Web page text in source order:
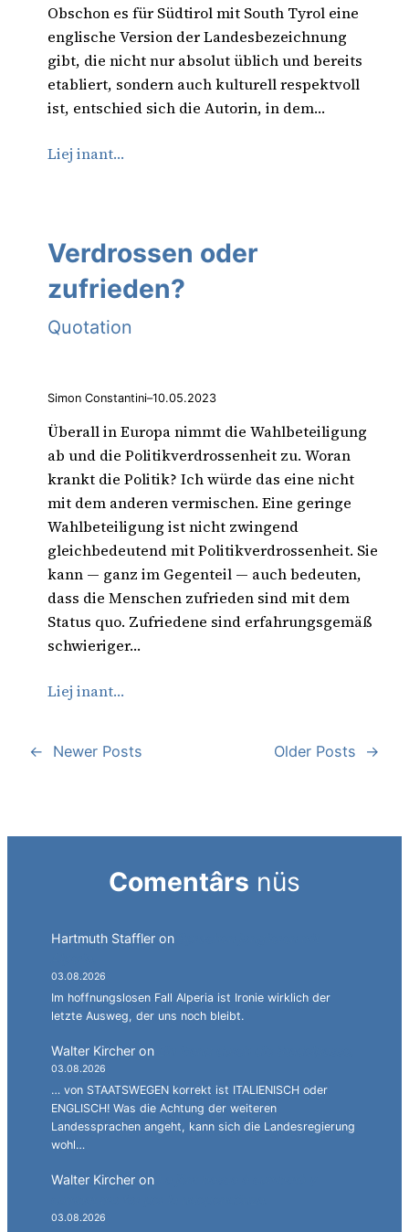
Obschon es für Südtirol mit South Tyrol eine
englische Version der Landesbezeichnung
gibt, die nicht nur absolut üblich und bereits
etabliert, sondern auch kulturell respektvoll
ist, entschied sich die Autorin, in dem…
Liej inant…
Verdrossen oder
zufrieden?
Quotation
Simon Constantini–10.05.2023
Überall in Europa nimmt die Wahlbeteiligung
ab und die Politikverdrossenheit zu. Woran
krankt die Politik? Ich würde das eine nicht
mit dem anderen vermischen. Eine geringe
Wahlbeteiligung ist nicht zwingend
gleichbedeutend mit Politikverdrossenheit. Sie
kann — ganz im Gegenteil — auch bedeuten,
dass die Menschen zufrieden sind mit dem
Status quo. Zufriedene sind erfahrungsgemäß
schwieriger…
Liej inant…
← Newer Posts Older Posts →
Comentârs nüs
Hartmuth Staffler on
03.08.2026
Im hoffnungslosen Fall Alperia ist Ironie wirklich der
letzte Ausweg, der uns noch bleibt.
Walter Kircher on
03.08.2026
… von STAATSWEGEN korrekt ist ITALIENISCH oder
ENGLISCH! Was die Achtung der weiteren
Landessprachen angeht, kann sich die Landesregierung
wohl…
Walter Kircher on
03.08.2026